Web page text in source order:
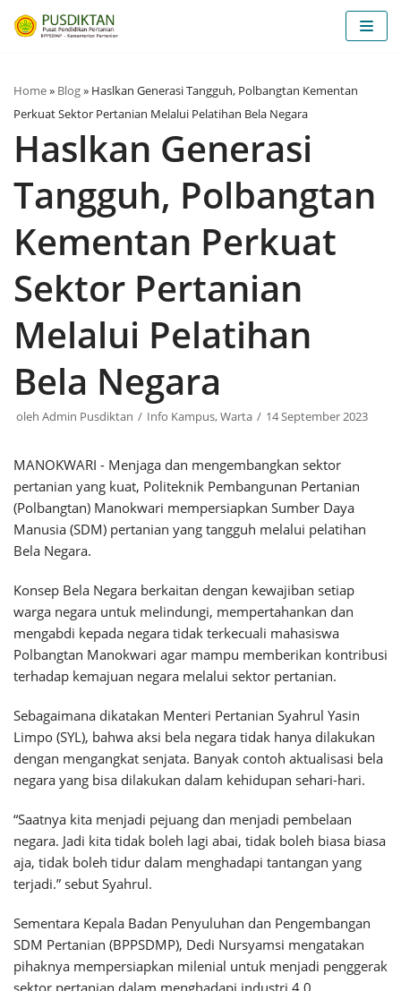
Lompat
ke
Home» Blog» Haslkan Generasi Tangguh, Polbangtan Kementan
Perkuat Sektor Pertanian Melalui Pelatihan Bela Negara
Haslkan Generasi
Tangguh, Polbangtan
Kementan Perkuat
Sektor Pertanian
Melalui Pelatihan
Bela Negara
oleh Admin Pusdiktan Info Kampus,Warta 14 September 2023
MANOKWARI - Menjaga dan mengembangkan sektor
pertanian yang kuat, Politeknik Pembangunan Pertanian
(Polbangtan) Manokwari mempersiapkan Sumber Daya
Manusia (SDM) pertanian yang tangguh melalui pelatihan
Bela Negara.
Konsep Bela Negara berkaitan dengan kewajiban setiap
warga negara untuk melindungi, mempertahankan dan
mengabdi kepada negara tidak terkecuali mahasiswa
Polbangtan Manokwari agar mampu memberikan kontribusi
terhadap kemajuan negara melalui sektor pertanian.
Sebagaimana dikatakan Menteri Pertanian Syahrul Yasin
Limpo (SYL), bahwa aksi bela negara tidak hanya dilakukan
dengan mengangkat senjata. Banyak contoh aktualisasi bela
negara yang bisa dilakukan dalam kehidupan sehari-hari.
“Saatnya kita menjadi pejuang dan menjadi pembelaan
negara. Jadi kita tidak boleh lagi abai, tidak boleh biasa biasa
aja, tidak boleh tidur dalam menghadapi tantangan yang
terjadi.” sebut Syahrul.
Sementara Kepala Badan Penyuluhan dan Pengembangan
SDM Pertanian (BPPSDMP), Dedi Nursyamsi mengatakan
pihaknya mempersiapkan milenial untuk menjadi penggerak
sektor pertanian dalam menghadapi industri 4.0,